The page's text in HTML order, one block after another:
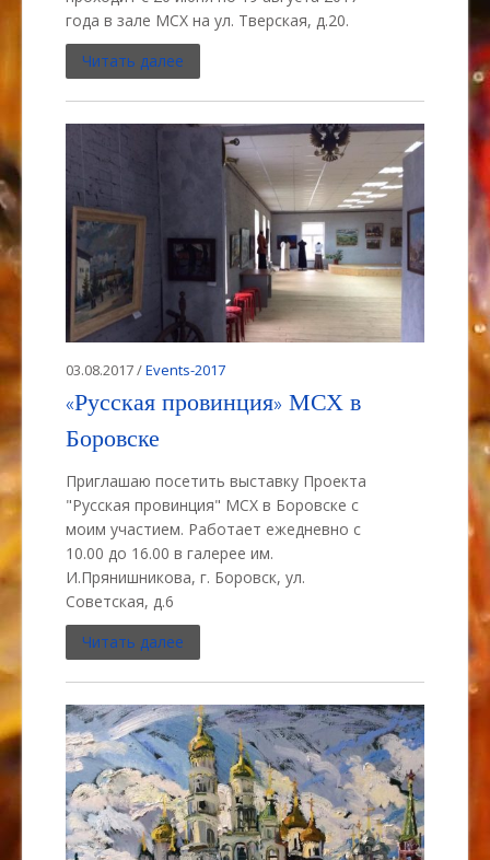
года в зале МСХ на ул. Тверская, д.20.
Читать далее
03.08.2017 /Events-2017
«Русская провинция» МСХ в
Боровске
Приглашаю посетить выставку Проекта
"Русская провинция" МСХ в Боровске с
моим участием. Работает ежедневно с
10.00 до 16.00 в галерее им.
И.Прянишникова, г. Боровск, ул.
Советская, д.6
Читать далее